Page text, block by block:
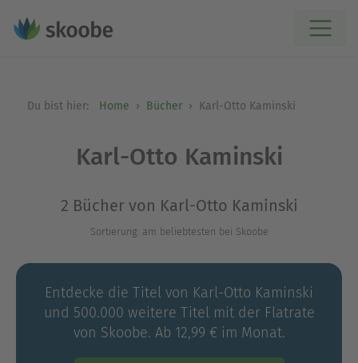
Du bist hier: Home Bücher Karl-Otto Kaminski
Karl-Otto Kaminski
2 Bücher von Karl-Otto Kaminski
Sortierung: am beliebtesten bei Skoobe
Entdecke die Titel von Karl-Otto Kaminski
und 500.000 weitere Titel mit der Flatrate
von Skoobe. Ab 12,99 € im Monat.